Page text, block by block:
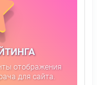
отображения
для сайта.